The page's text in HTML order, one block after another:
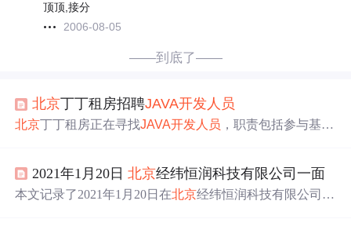
顶顶,接分
2006-08-05
——到底了——
北京丁丁租房招聘JAVA开发人员
北京丁丁租房正在寻找JAVA开发人员 ，职责包括参与基础
Spring、Mybatis等框架，掌握Redis、Zookeeper等技术，并
有在Linux环境下工作的经验。
2021年1月20日北京经纬恒润科技有限公司一面
本文记录了2021年1月20日在北京经纬恒润科技有限公司参